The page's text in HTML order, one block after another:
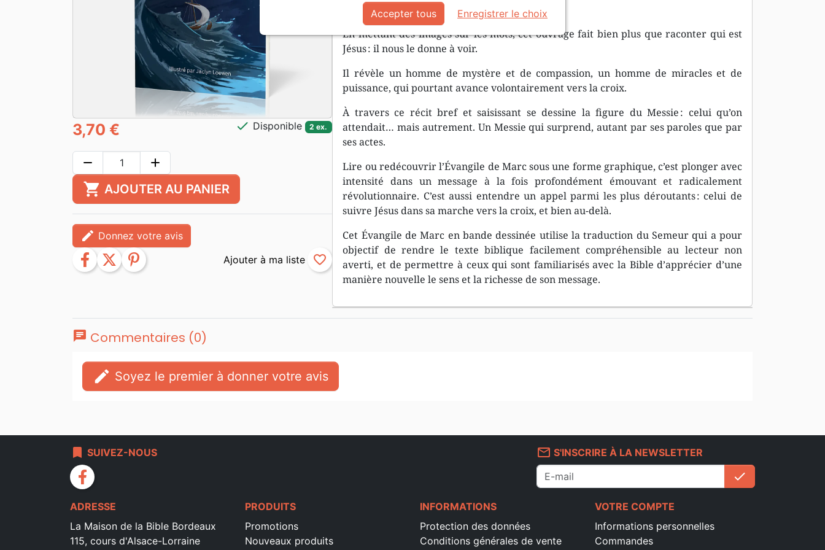
aujourd’hui.
En mettant des images sur les mots, cet ouvrage fait bien plus que raconter qui est
Jésus : il nous le donne à voir.
Il révèle un homme de mystère et de compassion, un homme de miracles et de
puissance, qui pourtant avance volontairement vers la croix.
À travers ce récit bref et saisissant se dessine la figure du Messie : celui qu’on
attendait… mais autrement. Un Messie qui surprend, autant par ses paroles que par
ses actes.
Lire ou redécouvrir l’Évangile de Marc sous une forme graphique, c’est plonger avec
intensité dans un message à la fois profondément émouvant et radicalement
révolutionnaire. C’est aussi entendre un appel parmi les plus déroutants : celui de
suivre Jésus dans sa marche vers la croix, et bien au-delà.
Cet Évangile de Marc en bande dessinée utilise la traduction du Semeur qui a pour
objectif de rendre le texte biblique facilement compréhensible au lecteur non
averti, et de permettre à ceux qui sont familiarisés avec la Bible d’apprécier d’une
manière nouvelle le sens et la richesse de son message.
3,70 € check Disponible 2 ex.
remove add
shopping_cart AJOUTER AU PANIER
edit Donnez votre avis
facebook twitter pinterest favorite_border
chat Commentaires (0)
edit Soyez le premier à donner votre avis
bookmark SUIVEZ-NOUS
facebook
mail_outline S'INSCRIRE À LA NEWSLETTER
check
ADRESSE
La Maison de la Bible Bordeaux
115, cours d'Alsace-Lorraine
PRODUITS
Promotions
Nouveaux produits
INFORMATIONS
Protection des données
Conditions générales de vente
VOTRE COMPTE
Informations personnelles
Commandes
Accepter tous Enregistrer le choix